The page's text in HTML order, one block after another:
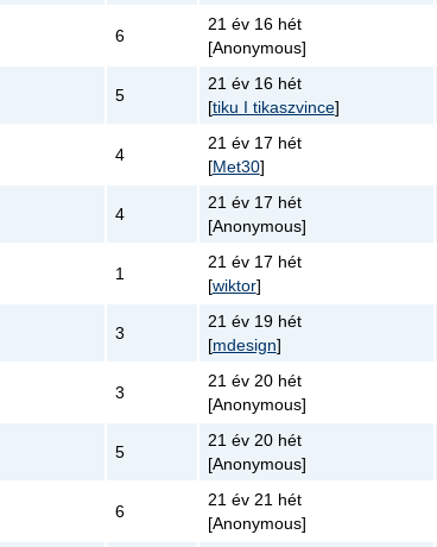
6
21 év 16 hét
[Anonymous]
5
21 év 16 hét
[tiku I tikaszvince]
4
21 év 17 hét
[Met30]
4
21 év 17 hét
[Anonymous]
1
21 év 17 hét
[wiktor]
3
21 év 19 hét
[mdesign]
3
21 év 20 hét
[Anonymous]
5
21 év 20 hét
[Anonymous]
6
21 év 21 hét
[Anonymous]